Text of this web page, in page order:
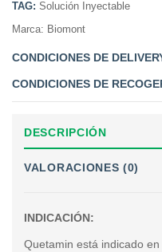
TAG: Solución Inyectable
Marca: Biomont
CONDICIONES DE
CONDICIONES DE
DESCRIPCIÓN
VALORACIONES (0)
INDICACIÓN:
Quetamin está indicado